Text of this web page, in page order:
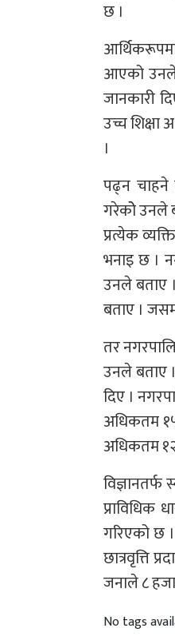
छ ।
आर्थिकरूपमा
आएको उनले
जानकारी
उच्च शिक्षा
।
पढ्न चाहने
गरेकोे उनले
प्रत्येक
भनाइ छ ।
उनले बताए
बताए ।
तर
उनले बताए
दिए ।
अधिकतम १५
अधिकतम
प्राविधिक
गरिएको छ
छात्रवृत्ति
जनाले ८
No tags